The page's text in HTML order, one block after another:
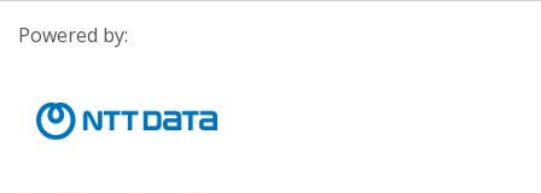
Powered by: